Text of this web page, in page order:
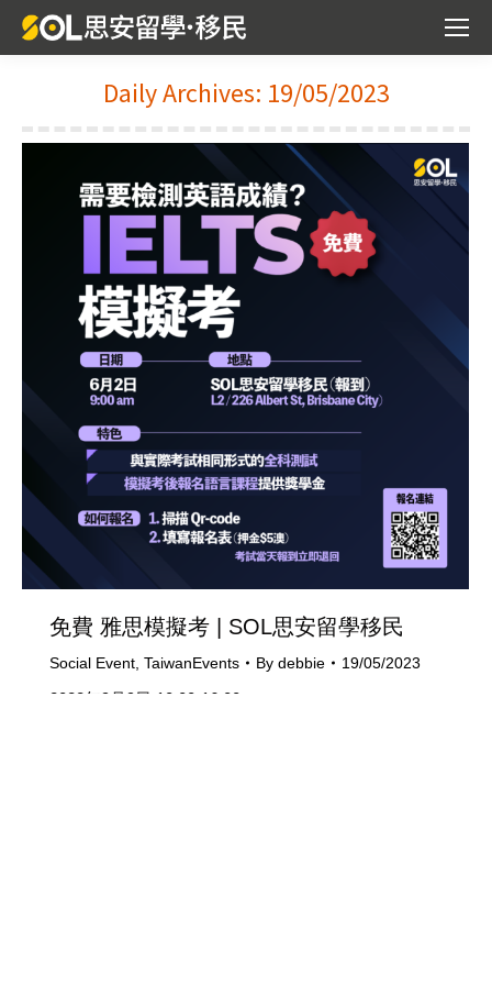
Daily Archives: 19/05/2023
免費 雅思模擬考 | SOL思安留學移民
Social Event TaiwanEvents By debbie 19/05/2023
2022年9月9日 10:00-16:00